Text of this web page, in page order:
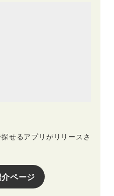
せるアプリがリリースさ
ページ